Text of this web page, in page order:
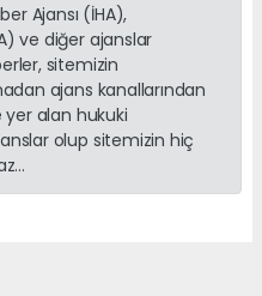
Ajansı (İHA),
ve diğer ajanslar
sitemizin
ajans kanallarından
alan hukuki
olup sitemizin hiç